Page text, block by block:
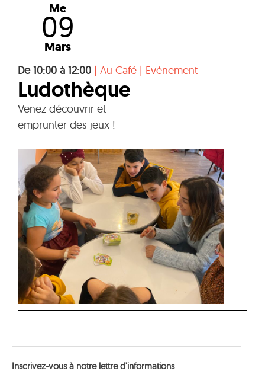
Me
09
Mars
De 10:00 à 12:00 | Au Café | Evénement
Ludothèque
Venez découvrir et
emprunter des jeux !
Inscrivez-vous à notre lettre d'informations